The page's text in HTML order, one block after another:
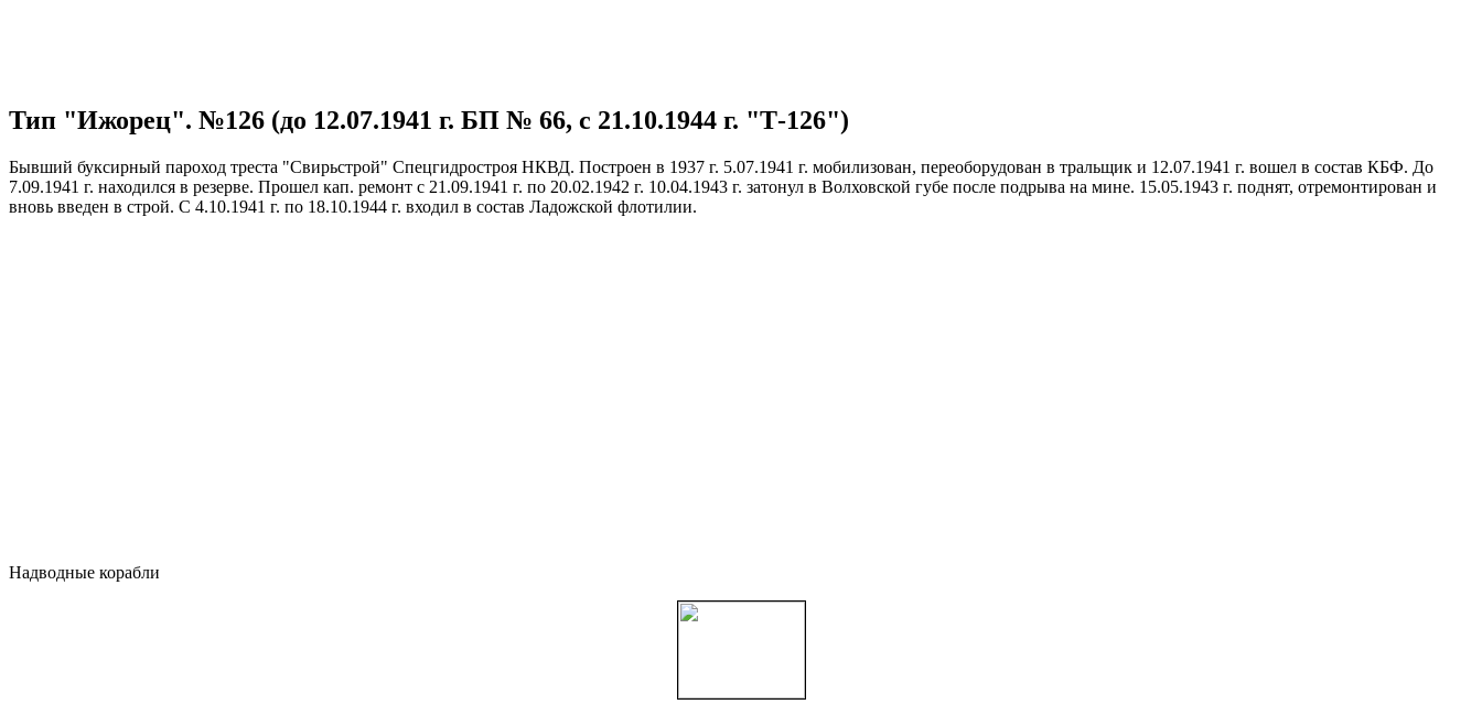
Тип "Ижорец". №126 (до 12.07.1941 г. БП № 66, с 21.10.1944 г. "Т-126")
Бывший буксирный пароход треста "Свирьстрой" Спецгидростроя НКВД. Построен в 1937 г. 5.07.1941 г. мобилизован, переоборудован в тральщик и 12.07.1941 г. вошел в состав КБФ. До
7.09.1941 г. находился в резерве. Прошел кап. ремонт с 21.09.1941 г. по 20.02.1942 г. 10.04.1943 г. затонул в Волховской губе после подрыва на мине. 15.05.1943 г. поднят, отремонтирован и
вновь введен в строй. С 4.10.1941 г. по 18.10.1944 г. входил в состав Ладожской флотилии.
Надводные корабли